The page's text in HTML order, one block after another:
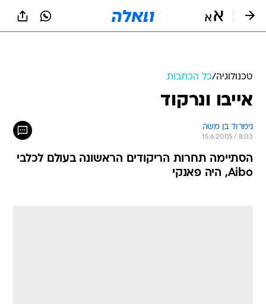
טכנולוגיה/כל הכתבות
אייבו ונרקוד
נימרוד בן משה
15.6.2005 / 8:03
הסתיימה תחרות הריקודים הראשונה בעולם לכלבי
Aibo, היה פאנקי